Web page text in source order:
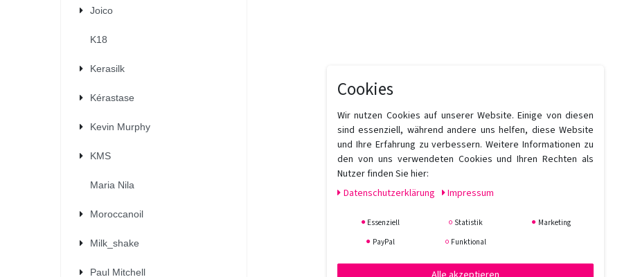
Joico
K18
Kerasilk
Kérastase
Kevin Murphy
KMS
Maria Nila
Moroccanoil
Milk_shake
Paul Mitchell
Cookies
Wir nutzen Cookies auf unserer Website. Einige von diesen
sind essenziell, während andere uns helfen, diese Website
und Ihre Erfahrung zu verbessern. Weitere Informationen zu
den von uns verwendeten Cookies und Ihren Rechten als
Nutzer finden Sie hier:
Daten­schutz­erklärung
Impressum
Essenziell Statistik
Marketing
PayPal
Funktional